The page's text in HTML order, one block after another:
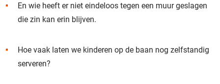
En wie heeft er niet eindeloos tegen een muur geslagen
die zin kan erin blijven.
Hoe vaak laten we kinderen op de baan nog zelfstandig
serveren?